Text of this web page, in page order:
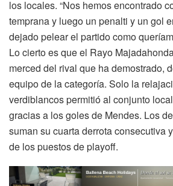
los locales. “Nos hemos encontrado
temprana y luego un penalti y un gol
dejado pelear el partido como
Lo cierto es que el Rayo
merced del rival que ha demostrado,
equipo de la categoría. Solo la
verdiblancos permitió al conjunto
gracias a los goles de Mendes. Los
suman su cuarta derrota consecutiva
de los puestos de playoff.